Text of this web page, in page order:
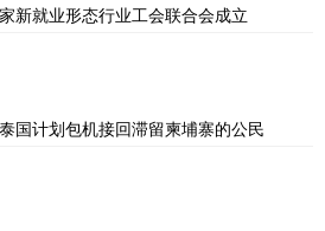
新就业形态行业工会联合会成立
国计划包机接回滞留柬埔寨的公民